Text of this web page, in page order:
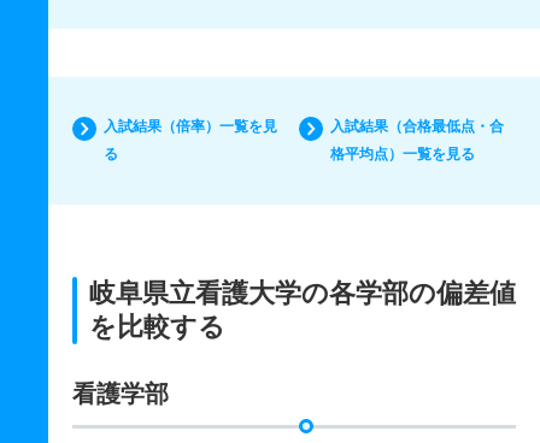
入試結果（倍率）一覧を見
る
入試結果（合格最低点・合
格平均点）一覧を見る
岐阜県立看護大学の各学部の偏差値
を比較する
看護学部